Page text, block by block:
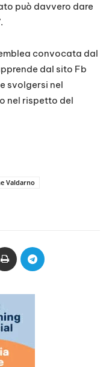
può davvero dare
convocata dal
dal sito Fb
svolgersi nel
nel rispetto del
Valdarno